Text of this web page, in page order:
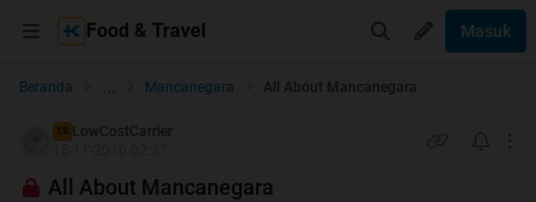
Food & Travel Masuk
Beranda ... Mancanegara All About Mancanegara
TS
LowCostCarrier
All About Mancanegara